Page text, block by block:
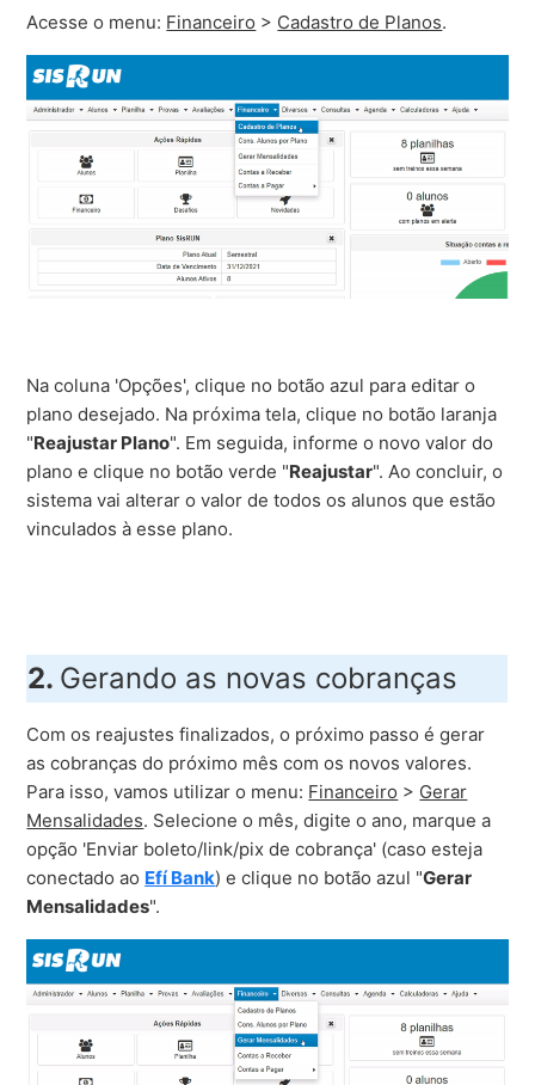
Acesse o menu: Financeiro > Cadastro de Planos.
Na coluna 'Opções', clique no botão azul para editar o
plano desejado. Na próxima tela, clique no botão laranja
"Reajustar Plano". Em seguida, informe o novo valor do
plano e clique no botão verde "Reajustar". Ao concluir, o
sistema vai alterar o valor de todos os alunos que estão
vinculados à esse plano.
2. Gerando as novas cobranças
Com os reajustes finalizados, o próximo passo é gerar
as cobranças do próximo mês com os novos valores.
Para isso, vamos utilizar o menu: Financeiro > Gerar
Mensalidades. Selecione o mês, digite o ano, marque a
opção 'Enviar boleto/link/pix de cobrança' (caso esteja
conectado ao Efí Bank) e clique no botão azul "Gerar
Mensalidades".